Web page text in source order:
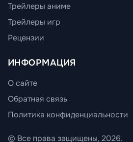
Трейлеры аниме
Трейлеры игр
Рецензии
ИНФОРМАЦИЯ
О сайте
Обратная связь
Политика конфиденциальности
© Все права защищены, 2026.